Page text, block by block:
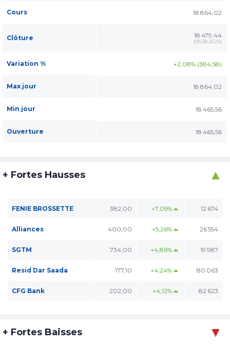
Cours 18 864,02
Clôture 18 479,44
(06.08.2026)
Variation % +2,08% (384,58)
Max jour 18 864,02
Min jour 18 465,56
Ouverture 18 465,56
+ Fortes Hausses
FENIE BROSSETTE 382,00 +7,05% 12 674
Alliances 400,00 +5,26% 26 554
SGTM 734,00 +4,86% 19 987
Resid Dar Saada 177,10 +4,24% 80 063
CFG Bank 202,00 +4,12% 82 623
+ Fortes Baisses